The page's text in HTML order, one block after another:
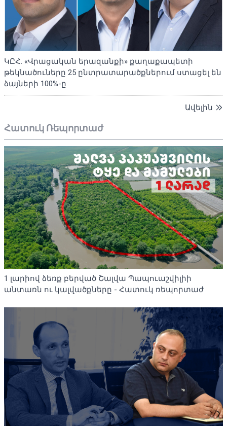
ԿԸՀ. «Վրացական երազանքի» քաղաքապետի
թեկնածուները 25 ընտրատարածքներում ստացել են
ձայների 100%-ը
Ավելին
Հատուկ Ռեպորտաժ
1 լարիով ձեռք բերված Շալվա Պապուաշվիլիի
անտառն ու կալվածքները - Հատուկ ռեպորտաժ